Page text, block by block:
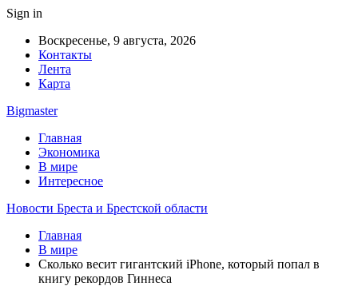
Sign in
Воскресенье, 9 августа, 2026
Контакты
Лента
Карта
Bigmaster
Главная
Экономика
В мире
Интересное
Новости Бреста и Брестской области
Главная
В мире
Сколько весит гигантский iPhone, который попал в
книгу рекордов Гиннеса